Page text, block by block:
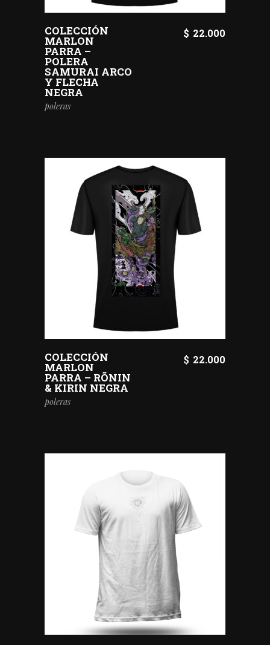
COLECCIÓN
MARLON
PARRA –
POLERA
SAMURAI ARCO
Y FLECHA
NEGRA
$ 22.000
poleras
COLECCIÓN
MARLON
PARRA – RÕNIN
& KIRIN NEGRA
$ 22.000
poleras